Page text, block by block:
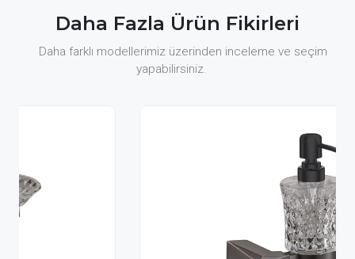
Daha Fazla Ürün Fikirleri
Daha farklı modellerimiz üzerinden inceleme ve seçim
yapabilirsiniz.